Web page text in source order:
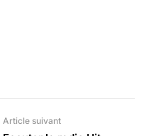
Article suivant